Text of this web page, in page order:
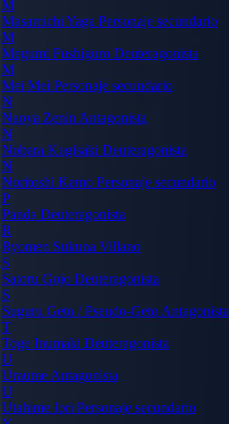
M
Masamichi Yaga Personaje secundario
M
Megumi Fushiguro Deuteragonista
M
Mei Mei Personaje secundario
N
Naoya Zenin Antagonista
N
Nobara Kugisaki Deuteragonista
N
Noritoshi Kamo Personaje secundario
P
Panda Deuteragonista
R
Ryomen Sukuna Villano
S
Satoru Gojo Deuteragonista
S
Suguru Geto / Pseudo-Geto Antagonista
T
Toge Inumaki Deuteragonista
U
Uraume Antagonista
U
Utahime Iori Personaje secundario